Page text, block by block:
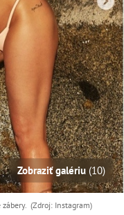
Zobraziť galériu (10)
(Zdroj: Instagram)